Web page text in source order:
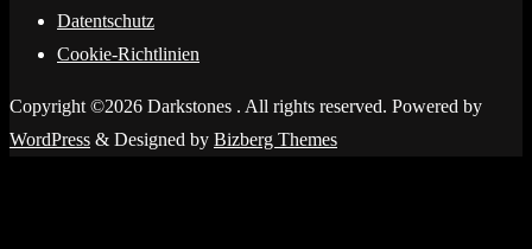
Datentschutz
Cookie-Richtlinien
Copyright ©2026 Darkstones . All rights reserved. Powered by
WordPress & Designed by Bizberg Themes